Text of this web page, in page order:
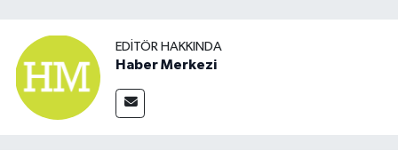
EDITÖR HAKKINDA
Haber Merkezi